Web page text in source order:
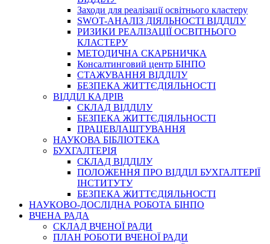
Заходи для реалізації освітнього кластеру
SWOT-АНАЛІЗ ДІЯЛЬНОСТІ ВІДДІЛУ
РИЗИКИ РЕАЛІЗАЦІЇ ОСВІТНЬОГО
КЛАСТЕРУ
МЕТОДИЧНА СКАРБНИЧКА
Консалтинговий центр БІНПО
СТАЖУВАННЯ ВІДДІЛУ
БЕЗПЕКА ЖИТТЄДІЯЛЬНОСТІ
ВІДДІЛ КАДРІВ
СКЛАД ВІДДІЛУ
БЕЗПЕКА ЖИТТЄДІЯЛЬНОСТІ
ПРАЦЕВЛАШТУВАННЯ
НАУКОВА БІБЛІОТЕКА
БУХГАЛТЕРІЯ
СКЛАД ВІДДІЛУ
ПОЛОЖЕННЯ ПРО ВІДДІЛ БУХГАЛТЕРІЇ
ІНСТИТУТУ
БЕЗПЕКА ЖИТТЄДІЯЛЬНОСТІ
НАУКОВО-ДОСЛІДНА РОБОТА БІНПО
ВЧЕНА РАДА
СКЛАД ВЧЕНОЇ РАДИ
ПЛАН РОБОТИ ВЧЕНОЇ РАДИ